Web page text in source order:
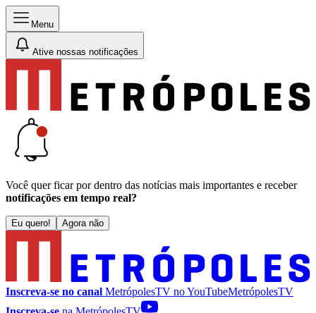
Menu
Ative nossas notificações
Você quer ficar por dentro das notícias mais importantes e receber
notificações em tempo real?
Eu quero! Agora não
Inscreva-se no canal MetrópolesTV noYouTubeMetrópolesTV